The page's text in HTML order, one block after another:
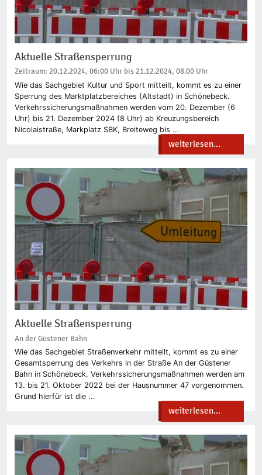
Aktuelle Straßensperrung
Zeitraum: 20.12.2024, 06:00 Uhr bis 21.12.2024, 08.00 Uhr
Wie das Sachgebiet Kultur und Sport mitteilt, kommt es zu einer
Sperrung des Marktplatzbereiches (Altstadt) in Schönebeck.
Verkehrssicherungsmaßnahmen werden vom 20. Dezember (6
Uhr) bis 21. Dezember 2024 (8 Uhr) ab Kreuzungsbereich
Nicolaistraße, Markplatz SBK, Breiteweg bis ...
weiterlesen...
Aktuelle Straßensperrung
An der Güstener Bahn
Wie das Sachgebiet Straßenverkehr mitteilt, kommt es zu einer
Gesamtsperrung des Verkehrs in der Straße An der Güstener
Bahn in Schönebeck. Verkehrssicherungsmaßnahmen werden am
13. bis 21. Oktober 2022 bei der Hausnummer 47 vorgenommen.
Grund hierfür ist die ...
weiterlesen...